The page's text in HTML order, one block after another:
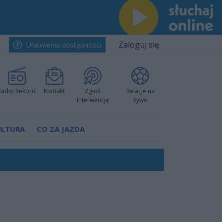
Ułatwienia dostępności Zaloguj się
Rekord Kontakt
Zgłoś
interwencję
Relacje na
żywo
CO ZA JAZDA